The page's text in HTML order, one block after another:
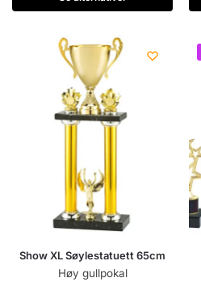
Show XL Søylestatuett 65cm
Høy gullpokal